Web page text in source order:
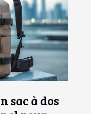
sac à dos